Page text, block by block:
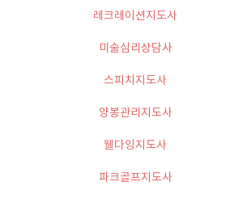
레크레이션지도사
미술심리상담사
스피치지도사
양봉관리지도사
웰다잉지도사
파크골프지도사